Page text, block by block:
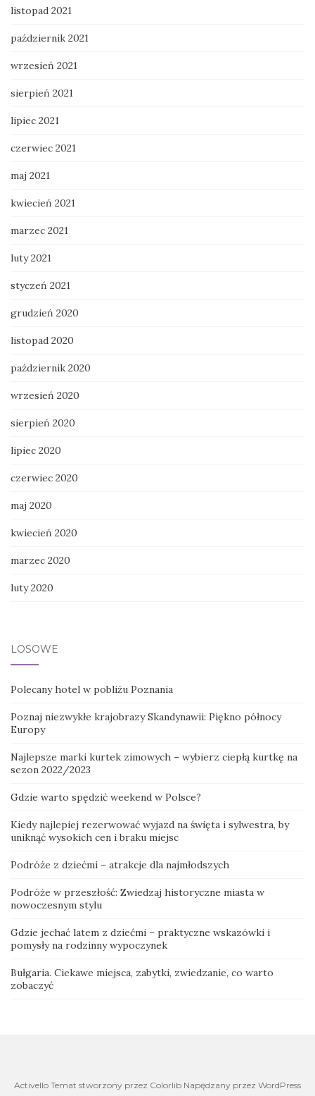
listopad 2021
październik 2021
wrzesień 2021
sierpień 2021
lipiec 2021
czerwiec 2021
maj 2021
kwiecień 2021
marzec 2021
luty 2021
styczeń 2021
grudzień 2020
listopad 2020
październik 2020
wrzesień 2020
sierpień 2020
lipiec 2020
czerwiec 2020
maj 2020
kwiecień 2020
marzec 2020
luty 2020
LOSOWE
Polecany hotel w pobliżu Poznania
Poznaj niezwykłe krajobrazy Skandynawii: Piękno północy
Europy
Najlepsze marki kurtek zimowych – wybierz ciepłą kurtkę na
sezon 2022/2023
Gdzie warto spędzić weekend w Polsce?
Kiedy najlepiej rezerwować wyjazd na święta i sylwestra, by
uniknąć wysokich cen i braku miejsc
Podróże z dziećmi – atrakcje dla najmłodszych
Podróże w przeszłość: Zwiedzaj historyczne miasta w
nowoczesnym stylu
Gdzie jechać latem z dziećmi – praktyczne wskazówki i
pomysły na rodzinny wypoczynek
Bułgaria. Ciekawe miejsca, zabytki, zwiedzanie, co warto
zobaczyć
Activello Temat stworzony przez Colorlib Napędzany przez WordPress